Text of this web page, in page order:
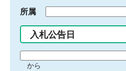
所属
入札公告日
間から